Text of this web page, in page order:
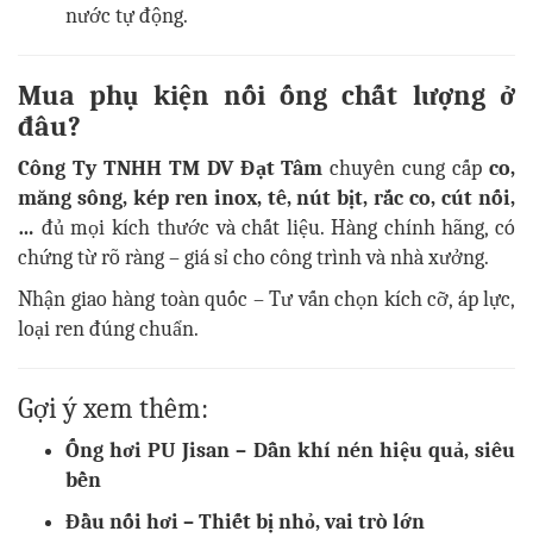
nước tự động.
Mua phụ kiện nối ống chất lượng ở
đâu?
Công Ty TNHH TM DV Đạt Tâm chuyên cung cấpco,
măng sông, kép ren inox, tê, nút bịt, rắc co, cút nối,
… đủ mọi kích thước và chất liệu. Hàng chính hãng, có
chứng từ rõ ràng – giá sỉ cho công trình và nhà xưởng.
Nhận giao hàng toàn quốc – Tư vấn chọn kích cỡ, áp lực,
loại ren đúng chuẩn.
Gợi ý xem thêm:
Ống hơi PU Jisan – Dẫn khí nén hiệu quả, siêu
bền
Đầu nối hơi – Thiết bị nhỏ, vai trò lớn